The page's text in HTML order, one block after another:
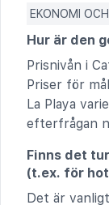
EKONOMI
Hur är den
Prisnivån i
Priser för
La Playa
efterfrågan
Finns det
(t.ex. för
Det är